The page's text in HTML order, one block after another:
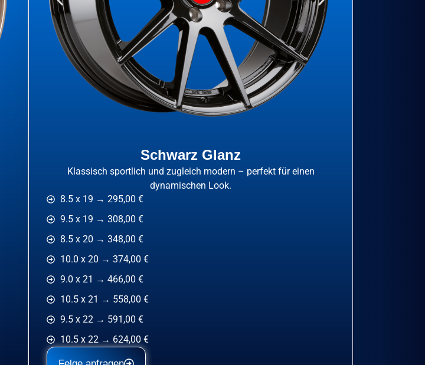
Schwarz Glanz
Klassisch sportlich und zugleich modern – perfekt für einen
dynamischen Look.
8.5 x 19 → 295,00 €
9.5 x 19 → 308,00 €
8.5 x 20 → 348,00 €
10.0 x 20 → 374,00 €
9.0 x 21 → 466,00 €
10.5 x 21 → 558,00 €
9.5 x 22 → 591,00 €
10.5 x 22 → 624,00 €